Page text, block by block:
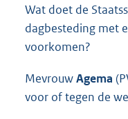
Wat doet de
dagbesteding met
voorkomen?
MevrouwAgema
voor of tegen de